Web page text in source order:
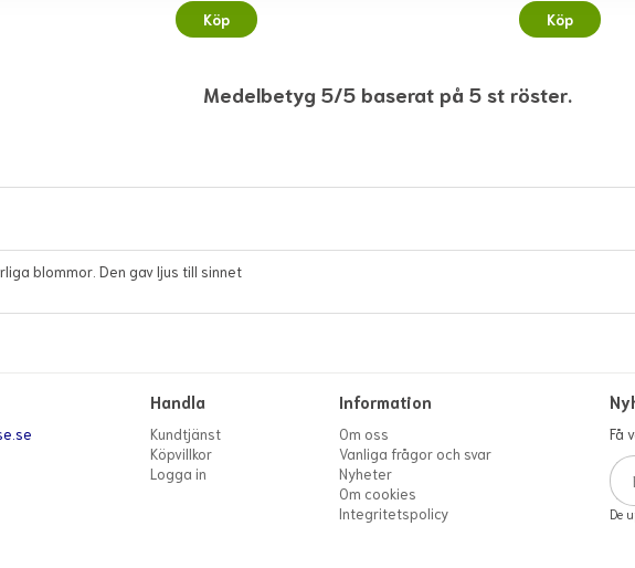
Köp Köp
Medelbetyg 5/5 baserat på 5 st röster.
blommor. Den gav ljus till sinnet
Handla
Kundtjänst
Köpvillkor
Logga in
Information
Om oss
Vanliga frågor och svar
Nyheter
Om cookies
Integritetspolicy
Få
De